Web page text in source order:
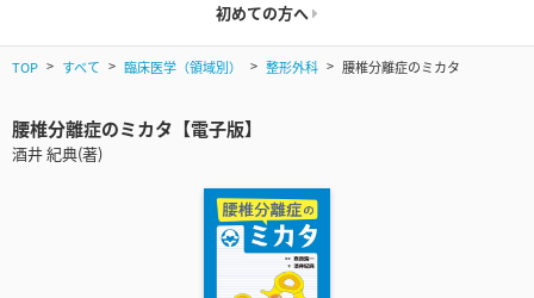
初めての方へ
TOP すべて 臨床医学（領域別） 整形外科 腰椎分離症のミカタ
腰椎分離症のミカタ【電子版】
酒井 紀典(著)